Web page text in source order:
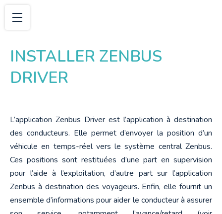
INSTALLER ZENBUS
DRIVER
L’application Zenbus Driver est l’application à destination
des conducteurs. Elle permet d’envoyer la position d’un
véhicule en temps-réel vers le système central Zenbus.
Ces positions sont restituées d’une part en supervision
pour l’aide à l’exploitation, d’autre part sur l’application
Zenbus à destination des voyageurs. Enfin, elle fournit un
ensemble d’informations pour aider le conducteur à assurer